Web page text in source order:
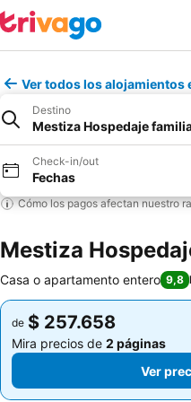
Ver todos los alojamientos
Destino
Mestiza Hospedaje
Check-in/out
Fechas
Cómo los pagos afectan nuestro
Mestiza
Casa o apartamento entero 9,8
de $ 257.658
Mira precios de 2 páginas
Ver
de $ 257.658
Mira precios de 2 páginas
Ver